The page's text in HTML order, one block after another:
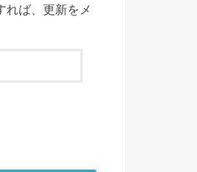
れば、更新をメ